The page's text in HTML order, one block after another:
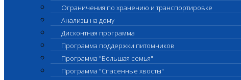
Ограничения по хранению и транспортировке
Анализы на дому
Дисконтная программа
Программа поддержки питомников
Программа "Большая семья"
Программа "Спасенные хвосты"